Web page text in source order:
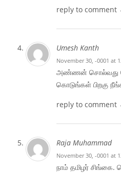
reply to comment
Umesh Kanth
November 30, -0001 at
அண்ணன் சொல்வது
கொடுங்கள் பிறகு
reply to comment
Raja Muhammad
November 30, -0001 at
நாம் தமிழர் சிங்கை.